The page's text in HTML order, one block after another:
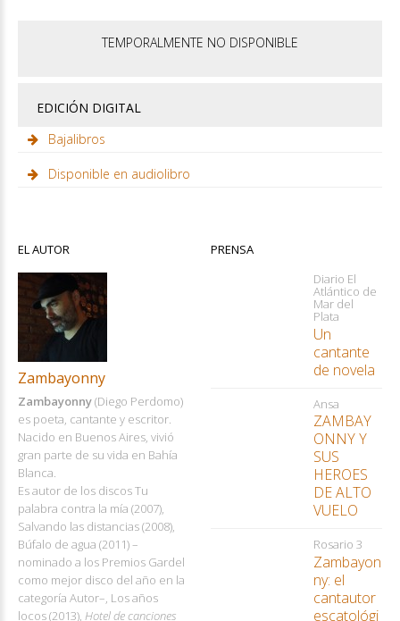
TEMPORALMENTE NO DISPONIBLE
EDICIÓN DIGITAL
Bajalibros
Disponible en audiolibro
EL AUTOR
Zambayonny
Zambayonny(Diego Perdomo)
es poeta, cantante y escritor.
Nacido en Buenos Aires, vivió
gran parte de su vida en Bahía
Blanca.
Es autor de los discos Tu
palabra contra la mía (2007),
Salvando las distancias (2008),
Búfalo de agua (2011) –
nominado a los Premios Gardel
como mejor disco del año en la
categoría Autor–, Los años
locos (2013), Hotel de canciones
PRENSA
Diario El
Atlántico de
Mar del
Plata
Un
cantante
de novela
Ansa
ZAMBAY
ONNY Y
SUS
HEROES
DE ALTO
VUELO
Rosario 3
Zambayon
ny: el
cantautor
escatológi